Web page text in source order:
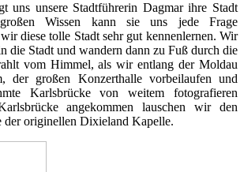
uns unsere Stadtführerin Dagmar ihre Stadt
Wissen kann sie uns jede Frage
diese tolle Stadt sehr gut kennenlernen. Wir
die Stadt und wandern dann zu Fuß durch die
vom Himmel, als wir entlang der Moldau
der großen Konzerthalle vorbeilaufen und
Karlsbrücke von weitem fotografieren
angekommen lauschen wir den
der originellen Dixieland Kapelle.